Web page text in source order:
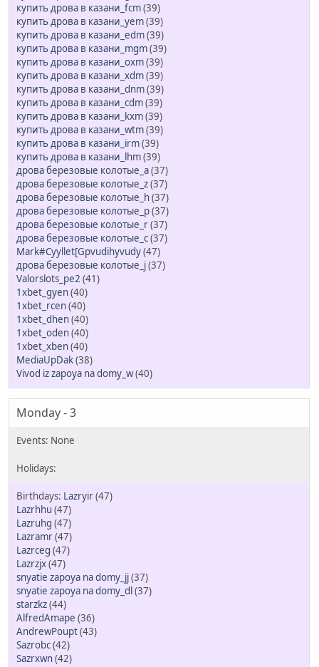
купить дрова в казани_fcm(39)
купить дрова в казани_yem(39)
купить дрова в казани_edm(39)
купить дрова в казани_mgm(39)
купить дрова в казани_oxm(39)
купить дрова в казани_xdm(39)
купить дрова в казани_dnm(39)
купить дрова в казани_cdm(39)
купить дрова в казани_kxm(39)
купить дрова в казани_wtm(39)
купить дрова в казани_irm(39)
купить дрова в казани_lhm(39)
дрова березовые колотые_a(37)
дрова березовые колотые_z(37)
дрова березовые колотые_h(37)
дрова березовые колотые_p(37)
дрова березовые колотые_r(37)
дрова березовые колотые_c(37)
Mark#Cyyllet[Gpvudihyvudy(47)
дрова березовые колотые_j(37)
Valorslots_pe2 (41)
1xbet_gyen(40)
1xbet_rcen(40)
1xbet_dhen(40)
1xbet_oden(40)
1xbet_xben(40)
MediaUpDak(38)
Vivod iz zapoya na domy_w(40)
Monday - 3
Lazryir(47)
Lazrhhu (47)
Lazruhg (47)
Lazramr(47)
Lazrceg (47)
Lazrzjx(47)
snyatie zapoya na domy_jj(37)
snyatie zapoya na domy_dl(37)
starzkz(44)
AlfredAmape (36)
AndrewPoupt(43)
Sazrobc(42)
Sazrxwn(42)